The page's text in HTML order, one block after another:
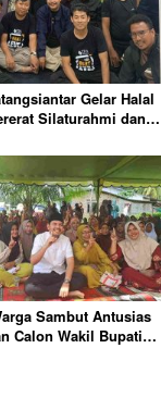
Gelar Halal
Silaturahmi dan
Sambut Antusias
Calon Wakil Bupati